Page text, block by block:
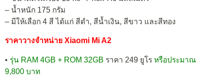
– น้ำหนัก 175 กรัม
– มีให้เลือก 4 สี ได้แก่ สีดำ, สีน้ำเงิน, สีขาว และสีทอง
ราคาวางจำหน่าย Xiaomi Mi A2
• รุ่น RAM 4GB + ROM 32GB ราคา 249 ยูโร หรือประมาณ
9,800 บาท